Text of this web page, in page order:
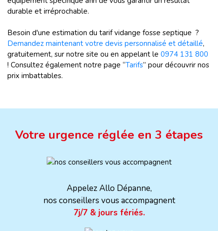
durable et irréprochable.
Besoin d'une estimation du tarif vidange fosse septique ?
Demandez maintenant votre devis personnalisé et détaillé,
gratuitement, sur notre site ou en appelant le 0974 131 800
! Consultez également notre page “Tarifs” pour découvrir nos
prix imbattables.
Votre urgence réglée en 3 étapes
Appelez Allo Dépanne,
nos conseillers vous accompagnent
7j/7 & jours fériés.